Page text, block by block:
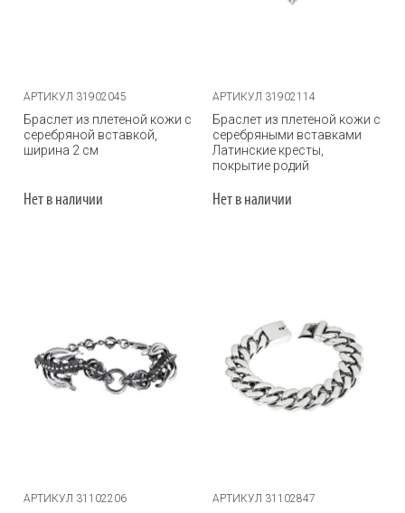
АРТИКУЛ 31902045
Браслет из плетеной кожи с
серебряной вставкой,
ширина 2 см
Нет в наличии
АРТИКУЛ 31902114
Браслет из плетеной кожи с
серебряными вставками
Латинские кресты,
покрытие родий
Нет в наличии
АРТИКУЛ 31102206 АРТИКУЛ 31102847